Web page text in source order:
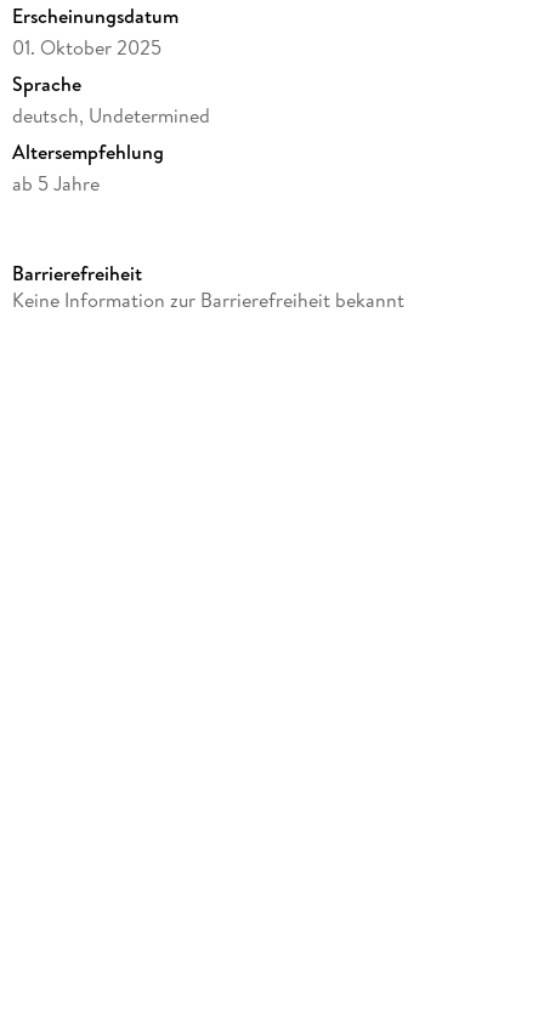
Erscheinungsdatum
01. Oktober 2025
Sprache
deutsch, Undetermined
Altersempfehlung
ab 5 Jahre
Verlag/Hersteller
Barrierefreiheit
Keine Information zur Barrierefreiheit bekannt